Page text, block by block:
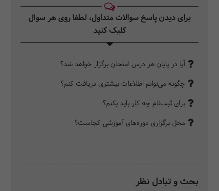
برای دیدن پاسخ سوالات متداول، لطفا روی هر سوال
کلیک کنید‎
آیا در پایان هر درس امتحان برگزار خواهد شد؟
چگونه می‌توانم اطلاعات بیشتری دریافت کنم؟
برای ثبت‌نام چه کار باید بکنم؟
محل برگزاری دوره‌های آموزشی کجاست؟
بحث و تبادل نظر